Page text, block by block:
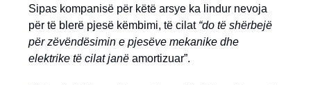
Sipas kompanisë për këtë arsye ka lindur nevoja
për të blerë pjesë këmbimi, të cilat “do të shërbejë
për zëvëndësimin e pjesëve mekanike dhe
elektrike të cilat janë amortizuar”.